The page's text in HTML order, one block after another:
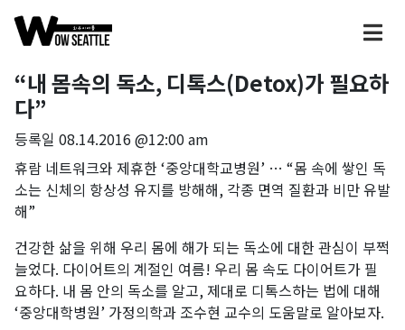
“내 몸속의 독소, 디톡스(Detox)가 필요하
다”
등록일 08.14.2016 @12:00 am
휴람 네트워크와 제휴한 ‘중앙대학교병원’ … “몸 속에 쌓인 독
소는 신체의 항상성 유지를 방해해, 각종 면역 질환과 비만 유발
해”
건강한 삶을 위해 우리 몸에 해가 되는 독소에 대한 관심이 부쩍
늘었다. 다이어트의 계절인 여름! 우리 몸 속도 다이어트가 필
요하다. 내 몸 안의 독소를 알고, 제대로 디톡스하는 법에 대해
‘중앙대학병원’ 가정의학과 조수현 교수의 도움말로 알아보자.